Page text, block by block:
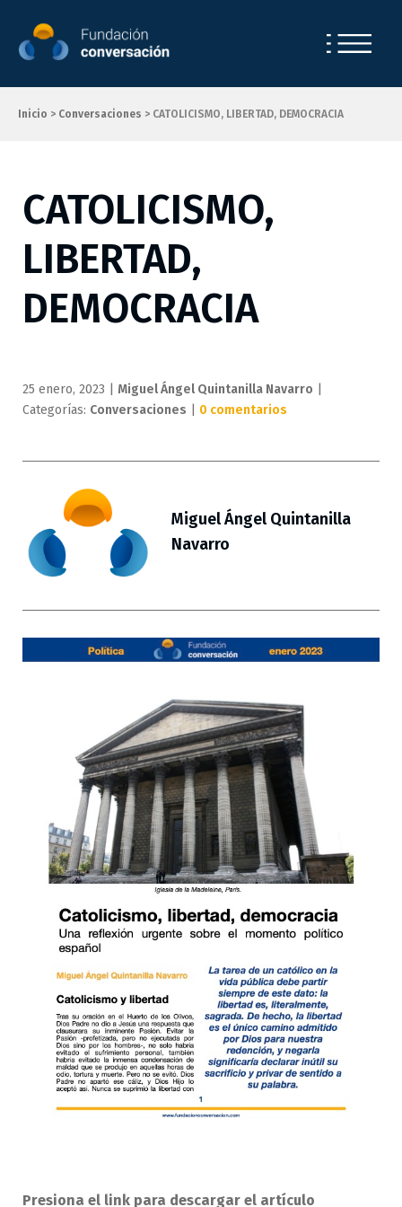
Inicio > Conversaciones > CATOLICISMO, LIBERTAD, DEMOCRACIA
CATOLICISMO,
LIBERTAD,
DEMOCRACIA
25 enero, 2023 Miguel Ángel Quintanilla Navarro
Categorías: Conversaciones 0 comentarios
Miguel Ángel Quintanilla
Navarro
Presiona el link para descargar el artículo